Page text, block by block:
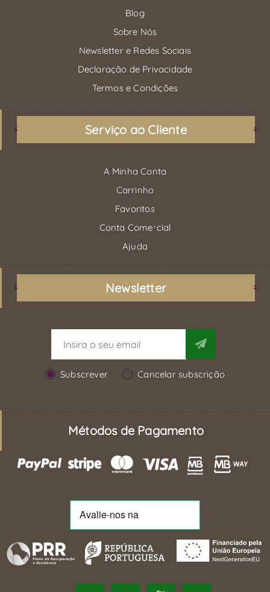
Blog
Sobre Nós
Newsletter e Redes Sociais
Declaração de Privacidade
Termos e Condições
Serviço ao Cliente
A Minha Conta
Carrinho
Favoritos
Conta Comercial
Ajuda
Newsletter
Subscrever Cancelar subscrição
Métodos de Pagamento